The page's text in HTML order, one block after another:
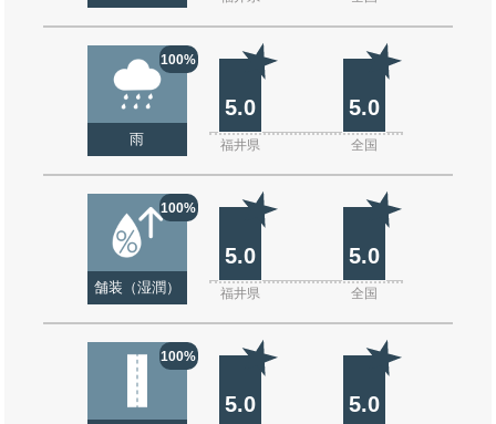
100%
雨
5.0 5.0
福井県 全国
100%
舗装（湿潤）
5.0 5.0
福井県 全国
100%
5.0 5.0